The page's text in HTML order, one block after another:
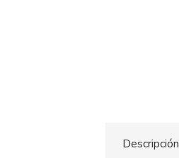
Descripción